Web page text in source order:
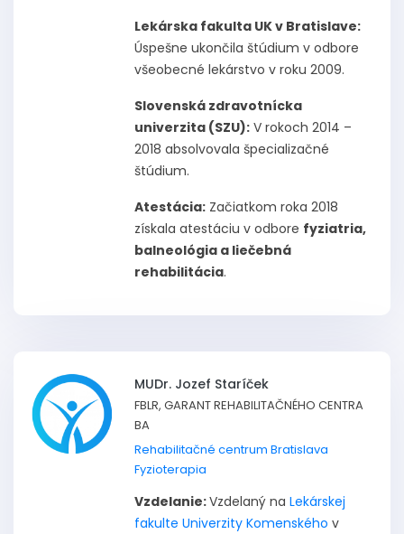
Lekárska fakulta UK v Bratislave:
Úspešne ukončila štúdium v odbore
všeobecné lekárstvo v roku 2009.
Slovenská zdravotnícka
univerzita (SZU): V rokoch 2014 –
2018 absolvovala špecializačné
štúdium.
Atestácia: Začiatkom roka 2018
získala atestáciu v odbore fyziatria,
balneológia a liečebná
rehabilitácia.
MUDr. Jozef Staríček
FBLR, GARANT REHABILITAČNÉHO CENTRA
BA
Rehabilitačné centrum Bratislava
Fyzioterapia
Vzdelanie:Vzdelaný na Lekárskej
fakulte Univerzity Komenského v